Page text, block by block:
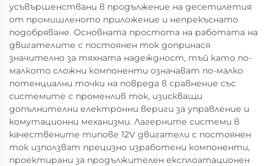
усъвършенствани в продължение на десетилетия
от промишленото приложение и непрекъснато
подобряване. Основната простота на работата на
двигателите с постоянен ток допринася
значително за тяхната надеждност, тъй като по-
малкото сложни компоненти означават по-малко
потенциални точки на повреда в сравнение със
системите с променлив ток, изискващи
допълнителни електронни вериги за управление и
комутационни механизми. Лагерните системи в
качествените типове 12V двигатели с постоянен
ток използват прецизно изработени компоненти,
проектирани за продължителен експлоатационен